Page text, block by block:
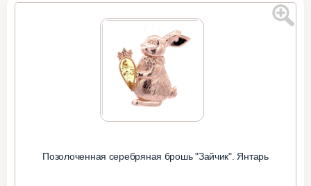
Позолоченная серебряная брошь "Зайчик". Янтарь